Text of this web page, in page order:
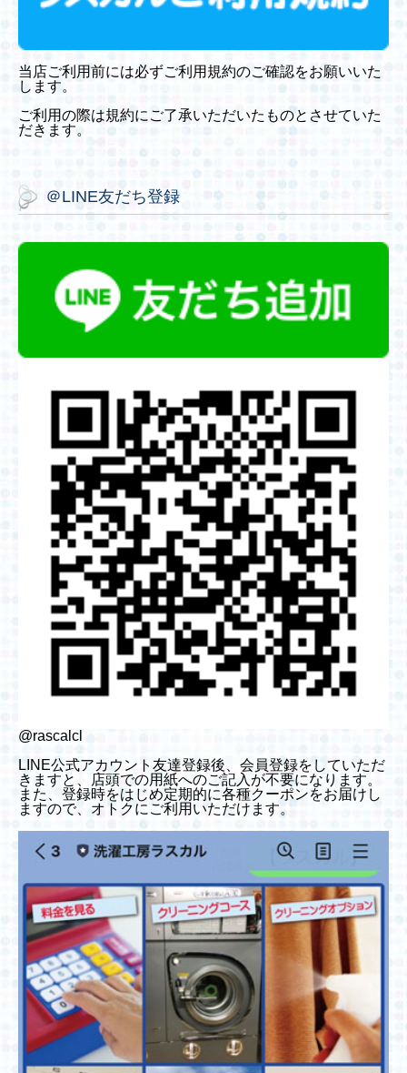
当店ご利用前には必ずご利用規約のご確認をお願いいた
します。
ご利用の際は規約にご了承いただいたものとさせていた
だきます。
＠LINE友だち登録
@rascalcl
LINE公式アカウント友達登録後、会員登録をしていただ
きますと、店頭での用紙へのご記入が不要になります。
また、登録時をはじめ定期的に各種クーポンをお届けし
ますので、オトクにご利用いただけます。